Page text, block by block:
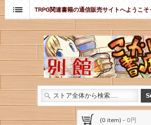
TRPG関連書籍の通信販売サイトへようこそ
(0 item) - 0円